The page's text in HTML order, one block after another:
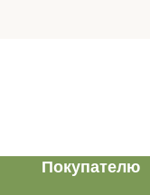
Покупателю